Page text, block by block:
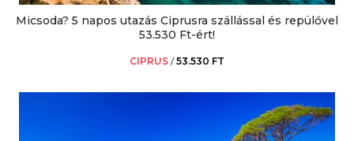
Micsoda? 5 napos utazás Ciprusra szállással és repülővel
53.530 Ft-ért!
CIPRUS /53.530 FT